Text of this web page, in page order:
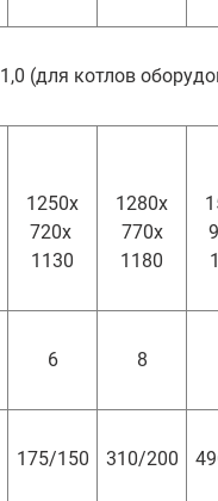
1,0 (для котлов
1250х
720х
1130
1280х
770х
1180
6 8
175/150 310/200